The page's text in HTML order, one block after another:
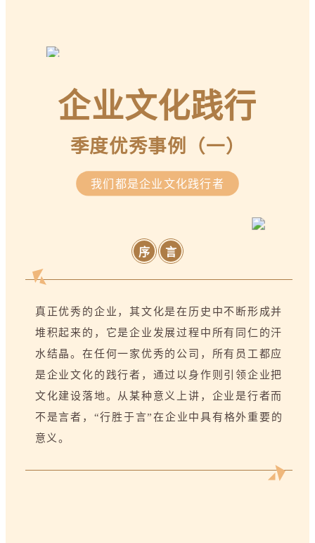
企业文化践行
季度优秀事例（一）
我们都是企业文化践行者
序 言
真正优秀的企业，其文化是在历史中不断形成并
堆积起来的，它是企业发展过程中所有同仁的汗
水结晶。在任何一家优秀的公司，所有员工都应
是企业文化的践行者，通过以身作则引领企业把
文化建设落地。从某种意义上讲，企业是行者而
不是言者，“行胜于言”在企业中具有格外重要的
意义。